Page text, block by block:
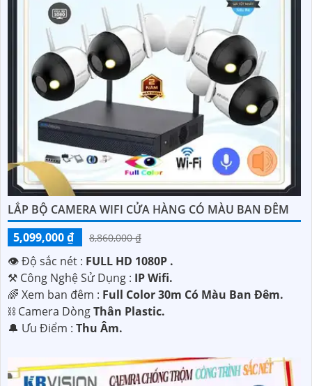
LẮP BỘ CAMERA WIFI CỬA HÀNG CÓ MÀU BAN ĐÊM
5,099,000 ₫
8,860,000 ₫
👁 Độ sắc nét : FULL HD 1080P .
⚒ Công Nghệ Sử Dụng : IP Wifi.
🌈 Xem ban đêm : Full Color 30m Có Màu Ban Ðêm.
⛓ Camera DòngThân Plastic.
️🔔 Ưu Điểm : Thu Âm.